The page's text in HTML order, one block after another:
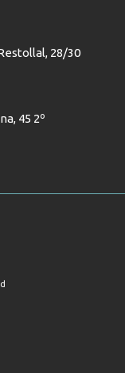
28/30
45 2º